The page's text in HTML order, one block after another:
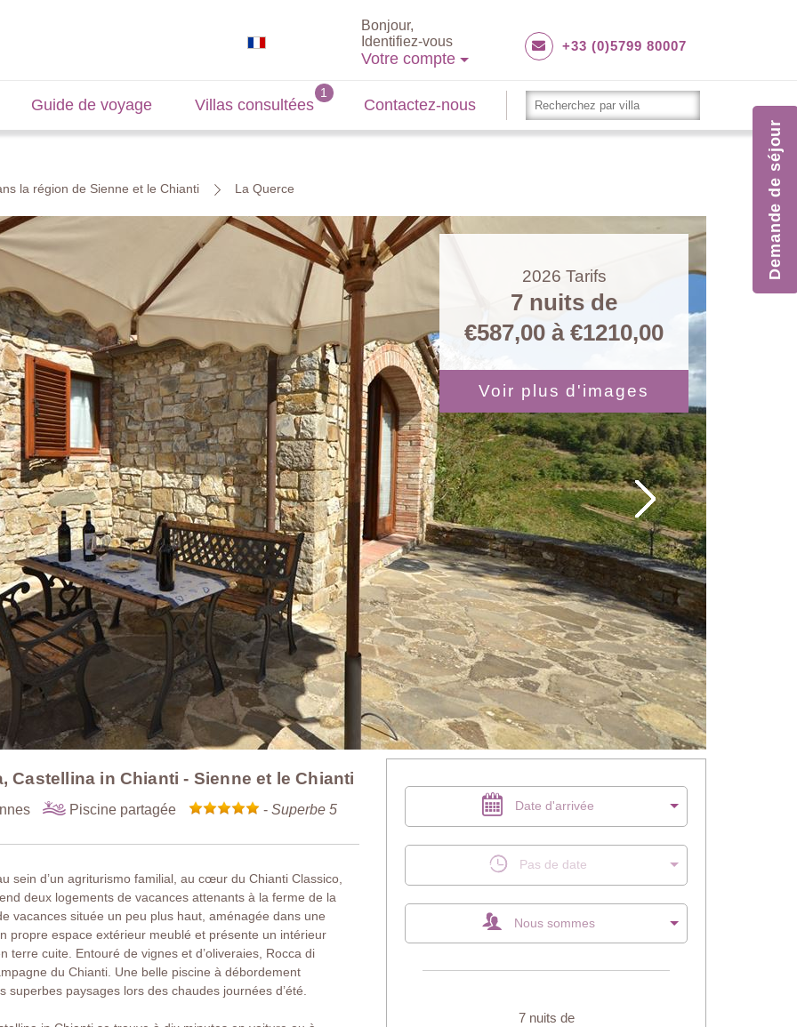
Bonjour,
Identifiez-vous
Votre compte
+33 (0)5799 80007
Guide de voyage Villas consultées Contactez-nous
la région de Sienne et le Chianti La Querce
2026 Tarifs
7 nuits de
€587,00 à €1210,00
Voir plus d'images
Castellina in Chianti - Sienne et le Chianti
Piscine partagée - Superbe 5
sein d’un agriturismo familial, au cœur du Chianti Classico,
deux logements de vacances attenants à la ferme de la
vacances située un peu plus haut, aménagée dans une
propre espace extérieur meublé et présente un intérieur
cuite. Entouré de vignes et d’oliveraies, Rocca di
du Chianti. Une belle piscine à débordement
paysages lors des chaudes journées d’été.
Date d'arrivée
Pas de date
Nous sommes
7 nuits de
Demande de séjour